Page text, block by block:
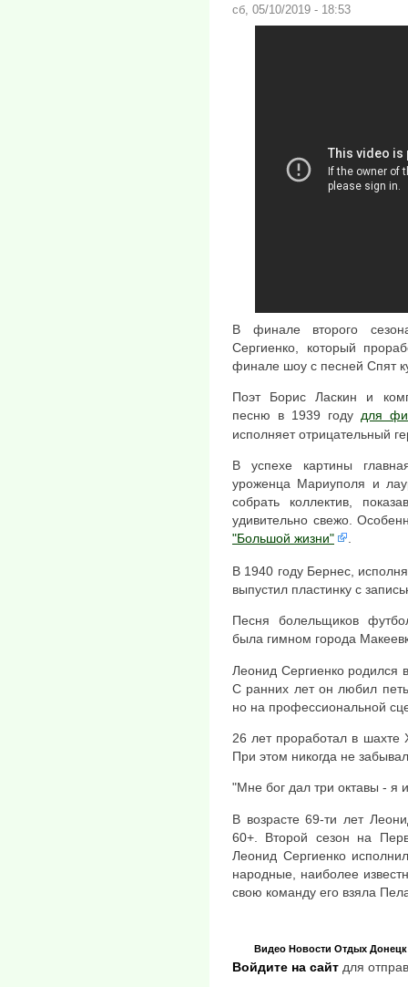
сб, 05/10/2019 - 18:53
В финале второго
Сергиенко, который
финале шоу с песней Спят
Поэт Борис Ласкин и
песню в 1939 году для
исполняет отрицательный
В успехе картины
уроженца Мариуполя и
собрать коллектив,
удивительно свежо.
"Большой жизни"
.
В 1940 году Бернес,
выпустил пластинку с
Песня болельщиков
была гимном города
Леонид Сергиенко родился
С ранних лет он любил
но на профессиональной
26 лет проработал в шахте
При этом никогда не
"Мне бог дал три октавы - я
В возрасте 69-ти лет
60+. Второй сезон на
Леонид Сергиенко
народные, наиболее
свою команду его взяла
Видео Новости Отдых Донецк
Войдите на сайт для